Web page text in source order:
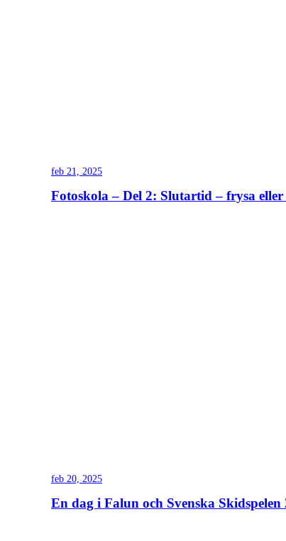
feb 21, 2025
Fotoskola – Del 2: Slutartid – frysa
feb 20, 2025
En dag i Falun och Svenska Skidspelen